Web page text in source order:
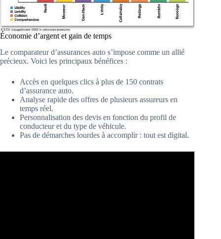
Économie d’argent et gain de temps
Le comparateur d’assurances auto s’impose comme un allié
précieux. Voici les principaux bénéfices :
Accès en quelques clics à plus de 150 contrats
d’assurance auto.
Analyse rapide des offres de plusieurs assureurs en
temps réel.
Personnalisation des devis en fonction du profil de
conducteur et du type de véhicule.
Pas de démarches lourdes à accomplir : tout est digital.